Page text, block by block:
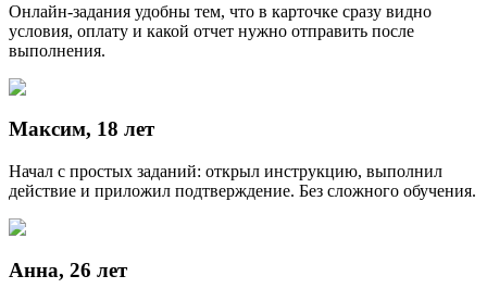
Онлайн-задания удобны тем, что в карточке сразу видно
условия, оплату и какой отчет нужно отправить после
выполнения.
Максим, 18 лет
Начал с простых заданий: открыл инструкцию, выполнил
действие и приложил подтверждение. Без сложного обучения.
Анна, 26 лет